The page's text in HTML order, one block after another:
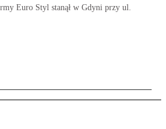
Euro Styl stanął w Gdyni przy ul.